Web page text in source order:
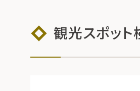
観光スポット